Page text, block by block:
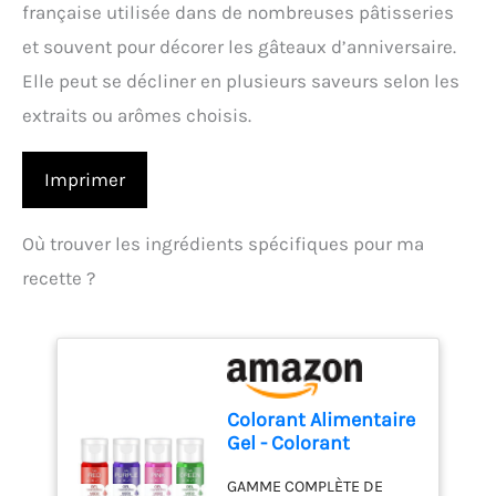
française utilisée dans de nombreuses pâtisseries
et souvent pour décorer les gâteaux d’anniversaire.
Elle peut se décliner en plusieurs saveurs selon les
extraits ou arômes choisis.
Imprimer
Où trouver les ingrédients spécifiques pour ma
recette ?
Colorant Alimentaire
Gel - Colorant
Goût pour Gâteaux,
GAMME COMPLÈTE DE